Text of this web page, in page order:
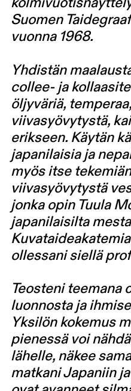
Suomen
vuonna 1968.
Yhdistän
collee- ja
öljyväriä,
viivasyövytystä,
erikseen. Käytän
japanilaisia ja
myös itse
viivasyövytystä
jonka opin Tuula
japanilaisilta
ollessani siellä
Teosteni teemana
luonnosta ja
Yksilön kokemus
pienessä voi
lähelle, näkee
matkani Japaniin